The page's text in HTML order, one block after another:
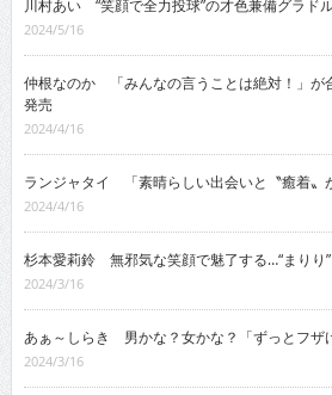
川村あい “笑顔で全力投球”の才色兼備グラド
2024/5/16
仲根なのか 「みんなの言うことは絶対！」が
発売
2024/4/16
ランジャタイ 「素晴らしい出会いと〝癒着〟
2024/4/16
杉本愛莉鈴 無邪気な笑顔で魅了する…“まりり”
2024/3/16
あぁ～しらき 男かな？女かな？「ずっとフザ
2024/3/16